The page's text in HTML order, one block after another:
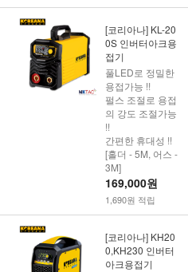
[코리아나] KL-20
0S 인버터아크용
접기
풀LED로 정밀한
용접가능 !!
펄스 조절로 용접
의 강도 조절가능
!!
간편한 휴대성 !!
[홀더 - 5M, 어스 -
3M]
169,000원
1,690원 적립
[코리아나] KH20
0,KH230 인버터
아크용접기